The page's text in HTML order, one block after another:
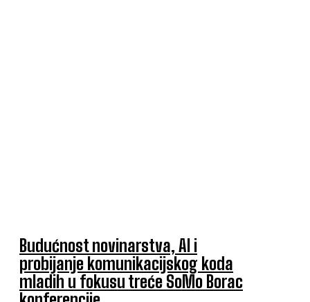
Budućnost novinarstva, AI i
probijanje komunikacijskog koda
mladih u fokusu treće SoMo Borac